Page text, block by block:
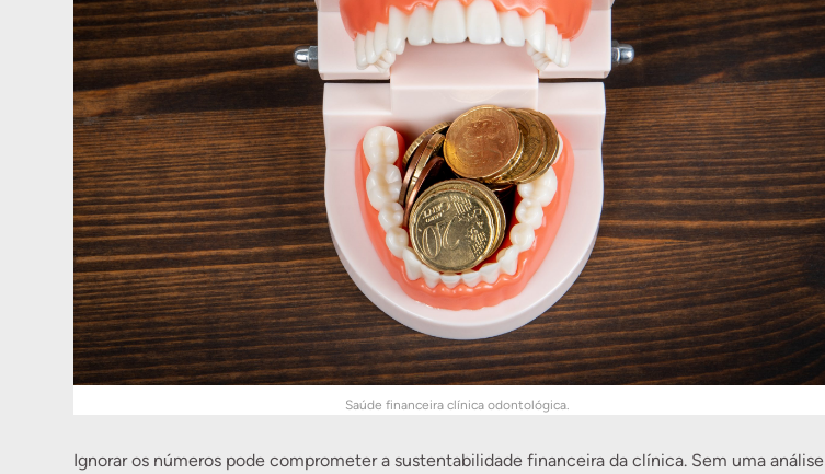
Saúde financeira clínica odontológica.
Ignorar os números pode comprometer a sustentabilidade financeira da clínica. Sem uma análise